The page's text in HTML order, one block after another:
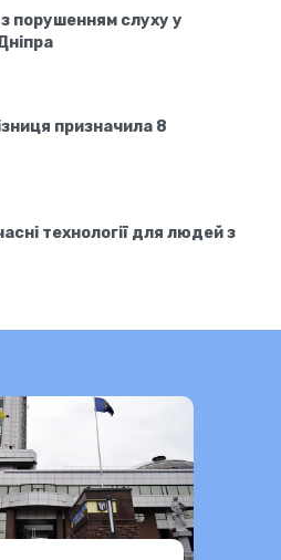
порушенням слуху у
призначила 8
технології для людей з